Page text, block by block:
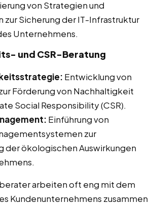
von Strategien und
zur Sicherung der IT-Infrastruktur
Unternehmens.
und CSR-Beratung
Entwicklung von
Förderung von Nachhaltigkeit
Social Responsibility (CSR).
Einführung von
zur
der ökologischen Auswirkungen
arbeiten oft eng mit dem
Kundenunternehmens zusammen